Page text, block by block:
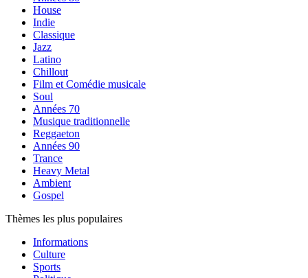
House
Indie
Classique
Jazz
Latino
Chillout
Film et Comédie musicale
Soul
Années 70
Musique traditionnelle
Reggaeton
Années 90
Trance
Heavy Metal
Ambient
Gospel
Thèmes les plus populaires
Informations
Culture
Sports